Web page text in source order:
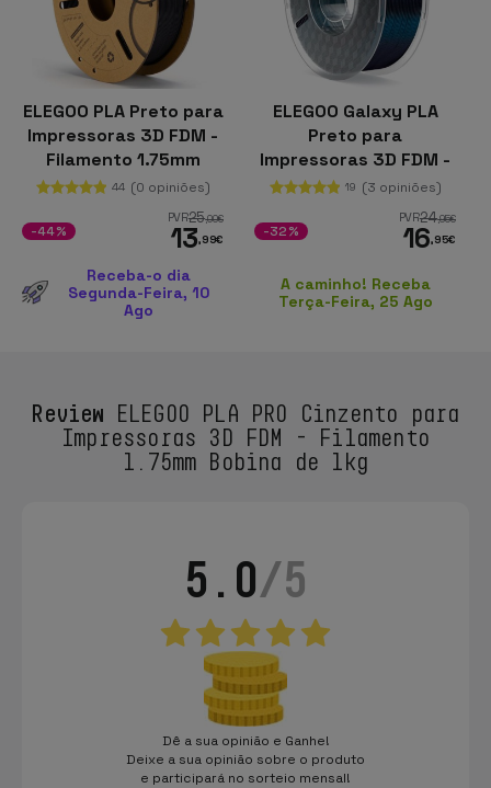
ELEGOO PLA Preto para
Impressoras 3D FDM -
Filamento 1.75mm
Bobina de 1kg
44 (0 opiniões)
PVR25,00€
13,99€
-44%
Receba-o dia
Segunda-Feira, 10
Ago
ELEGOO Galaxy PLA
Preto para
Impressoras 3D FDM -
Filamento 1.75mm
Bobina de 1kg
19 (3 opiniões)
PVR24,95€
16,95€
-32%
A caminho! Receba
Terça-Feira, 25 Ago
Review ELEGOO PLA PRO Cinzento para
Impressoras 3D FDM - Filamento
1.75mm Bobina de 1kg
5.0/5
Dê a sua opinião e Ganhe!
Deixe a sua opinião sobre o produto
e participará no sorteio mensal!